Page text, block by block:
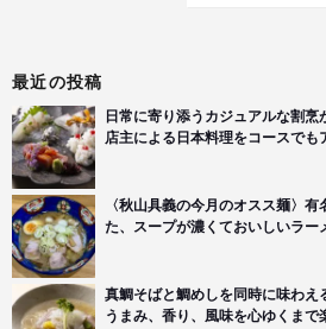
最近の投稿
日常に寄り添うカジュアルな割
店主による日本料理をコースでも
〈秋山具義の今月のオスス麺〉
た、スープが濃くておいしいラー
真鯛そばと鯛めしを同時に味わえ
うまみ、香り、風味を心ゆくまで